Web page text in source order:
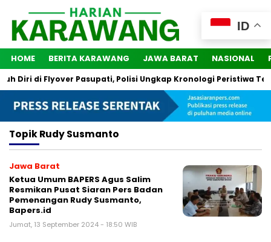
HOME BERITA KARAWANG JAWA BARAT NASIONAL
Diri di Flyover Pasupati, Polisi Ungkap Kronologi Peristiwa
TopikRudy Susmanto
Jawa Barat
Ketua Umum BAPERS Agus Salim
Resmikan Pusat Siaran Pers Badan
Pemenangan Rudy Susmanto,
Bapers.id
Jumat, 13 September 2024 - 18:50 WIB
ID